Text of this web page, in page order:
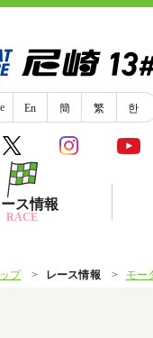
En 簡 繁 한
ス情報
RACE
プ レース情報 モー